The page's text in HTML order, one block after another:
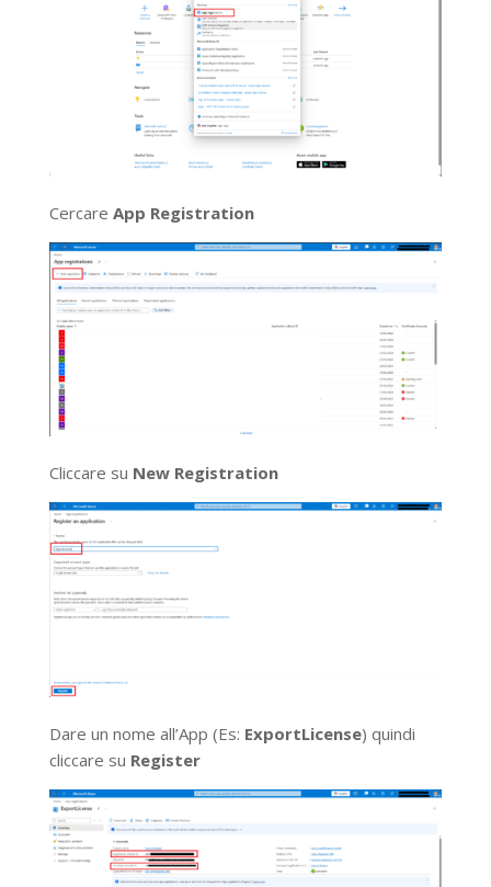
Cercare App Registration
Cliccare su New Registration
Dare un nome all’App (Es: ExportLicense) quindi
cliccare su Register